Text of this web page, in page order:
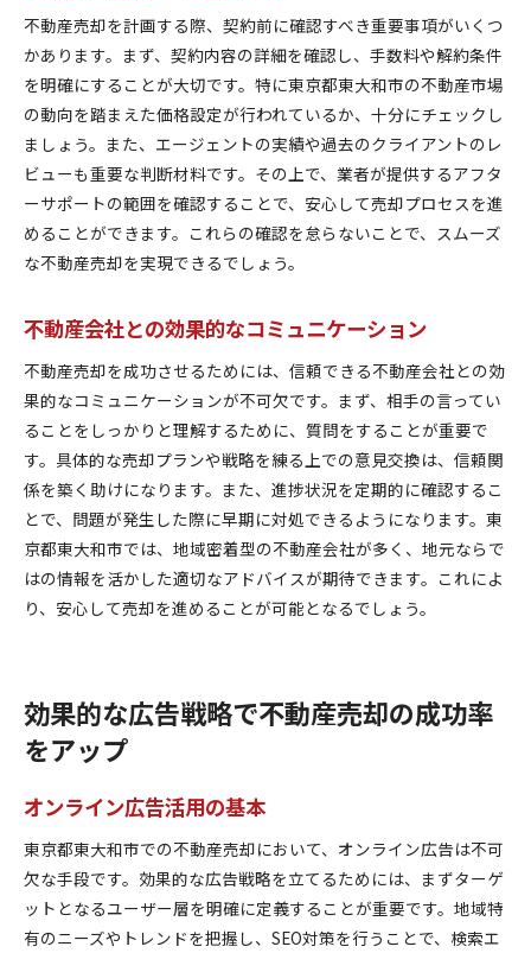
不動産売却を計画する際、契約前に確認すべき重要事項がいくつ
かあります。まず、契約内容の詳細を確認し、手数料や解約条件
を明確にすることが大切です。特に東京都東大和市の不動産市場
の動向を踏まえた価格設定が行われているか、十分にチェックし
ましょう。また、エージェントの実績や過去のクライアントのレ
ビューも重要な判断材料です。その上で、業者が提供するアフタ
ーサポートの範囲を確認することで、安心して売却プロセスを進
めることができます。これらの確認を怠らないことで、スムーズ
な不動産売却を実現できるでしょう。
不動産会社との効果的なコミュニケーション
不動産売却を成功させるためには、信頼できる不動産会社との効
果的なコミュニケーションが不可欠です。まず、相手の言ってい
ることをしっかりと理解するために、質問をすることが重要で
す。具体的な売却プランや戦略を練る上での意見交換は、信頼関
係を築く助けになります。また、進捗状況を定期的に確認するこ
とで、問題が発生した際に早期に対処できるようになります。東
京都東大和市では、地域密着型の不動産会社が多く、地元ならで
はの情報を活かした適切なアドバイスが期待できます。これによ
り、安心して売却を進めることが可能となるでしょう。
効果的な広告戦略で不動産売却の成功率
をアップ
オンライン広告活用の基本
東京都東大和市での不動産売却において、オンライン広告は不可
欠な手段です。効果的な広告戦略を立てるためには、まずターゲ
ットとなるユーザー層を明確に定義することが重要です。地域特
有のニーズやトレンドを把握し、SEO対策を行うことで、検索エ